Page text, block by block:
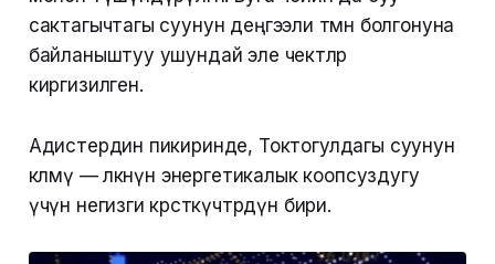
сактагычтагы суунун деңгээли төмөн болгонуна
байланыштуу ушундай эле чектөөлөр
киргизилген.
Адистердин пикиринде, Токтогулдагы суунун
көлөмү — өлкөнүн энергетикалык коопсуздугу
үчүн негизги көрсөткүчтөрдүн бири.